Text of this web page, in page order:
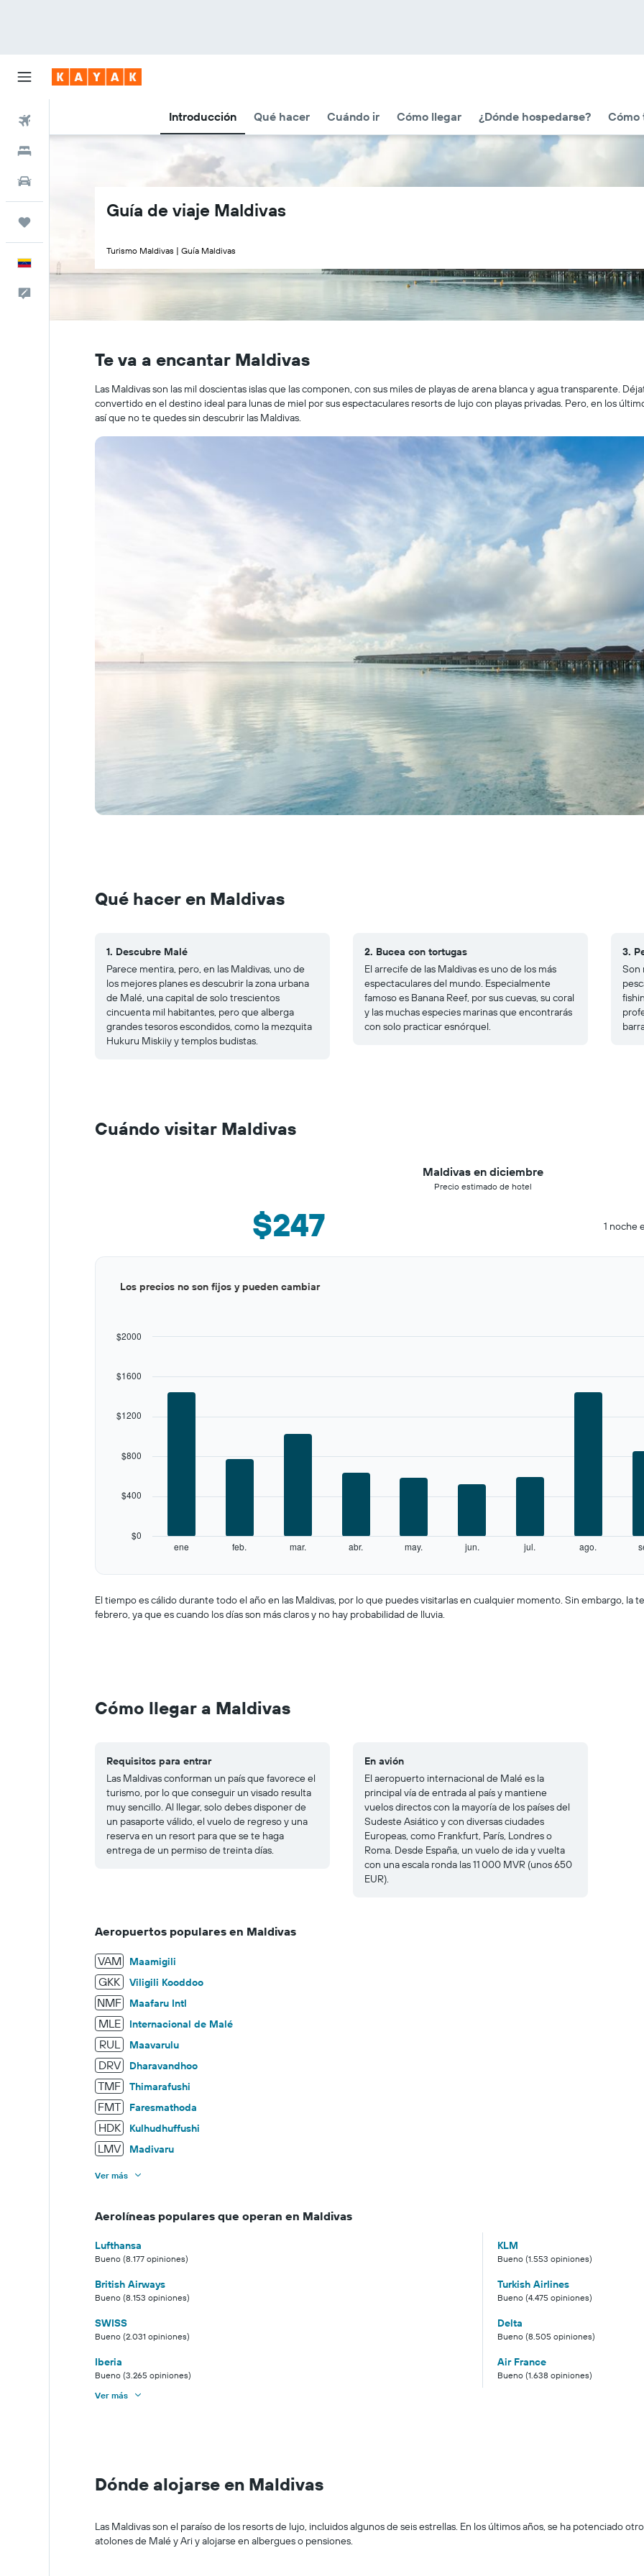
Introducción Qué hacer Cuándo ir Cómo llegar ¿Dónde hospedarse? Cómo
Español
Guía de viaje Maldivas
Turismo Maldivas | Guía Maldivas
Te va a encantar Maldivas
Las Maldivas son las mil doscientas islas que las componen, con sus miles de playas de arena blanca y agua transparente.
convertido en el destino ideal para lunas de miel por sus espectaculares resorts de lujo con playas privadas. Pero, en los
así que no te quedes sin descubrir las Maldivas.
Qué hacer en Maldivas
1. Descubre Malé
Parece mentira, pero, en las Maldivas, uno de
los mejores planes es descubrir la zona urbana
de Malé, una capital de solo trescientos
cincuenta mil habitantes, pero que alberga
grandes tesoros escondidos, como la mezquita
Hukuru Miskiiy y templos budistas.
2. Bucea con tortugas
El arrecife de las Maldivas es uno de los más
espectaculares del mundo. Especialmente
famoso es Banana Reef, por sus cuevas, su coral
y las muchas especies marinas que encontrarás
con solo practicar esnórquel.
3.
Son
Cuándo visitar Maldivas
Maldivas en diciembre
Precio estimado de hotel
$247 1 noche
Range:
categories.
values.
Range:
graphic.
ene feb. mar. abr. may. jun. jul. ago.
$0
$400
$800
$1200
$1600
$2000
Los precios no son fijos y pueden cambiar
of
interactive
El tiempo es cálido durante todo el año en las Maldivas, por lo que puedes visitarlas en cualquier momento. Sin embargo, la
febrero, ya que es cuando los días son más claros y no hay probabilidad de lluvia.
Cómo llegar a Maldivas
Requisitos para entrar
Las Maldivas conforman un país que favorece el
turismo, por lo que conseguir un visado resulta
muy sencillo. Al llegar, solo debes disponer de
un pasaporte válido, el vuelo de regreso y una
reserva en un resort para que se te haga
entrega de un permiso de treinta días.
En avión
El aeropuerto internacional de Malé es la
principal vía de entrada al país y mantiene
vuelos directos con la mayoría de los países del
Sudeste Asiático y con diversas ciudades
Europeas, como Frankfurt, París, Londres o
Roma. Desde España, un vuelo de ida y vuelta
con una escala ronda las 11 000 MVR (unos 650
EUR).
Aeropuertos populares en Maldivas
VAM Maamigili
GKK Viligili Kooddoo
NMF Maafaru Intl
MLE Internacional de Malé
RUL Maavarulu
DRV Dharavandhoo
TMF Thimarafushi
FMT Faresmathoda
HDK Kulhudhuffushi
LMV Madivaru
Ver más
Aerolíneas populares que operan en Maldivas
Lufthansa
Bueno (8.177 opiniones)
KLM
Bueno (1.553 opiniones)
British Airways
Bueno (8.153 opiniones)
Turkish Airlines
Bueno (4.475 opiniones)
SWISS
Bueno (2.031 opiniones)
Delta
Bueno (8.505 opiniones)
Iberia
Bueno (3.265 opiniones)
Air France
Bueno (1.638 opiniones)
Ver más
Dónde alojarse en Maldivas
Las Maldivas son el paraíso de los resorts de lujo, incluidos algunos de seis estrellas. En los últimos años, se ha potenciado
atolones de Malé y Ari y alojarse en albergues o pensiones.